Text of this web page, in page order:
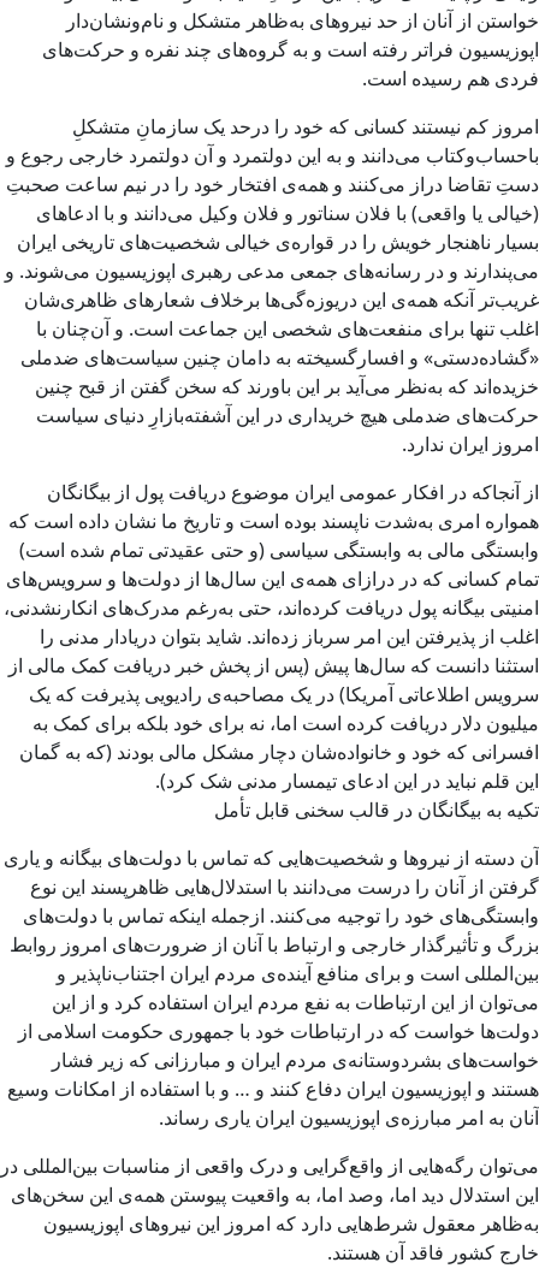
خواستن از آنان از حد نیروهای به‌ظاهر متشکل و نام‌ونشان‌دار
اپوزیسیون فراتر رفته است و به گروه‌های چند نفره و حرکت‌های
فردی هم رسیده است.
امروز کم نیستند کسانی که خود را درحد یک سازمانِ متشکلِ
باحساب‌وکتاب می‌دانند و به این دولتمرد و آن دولتمرد خارجی رجوع و
دستِ تقاضا دراز می‌کنند و همه‌ی افتخار خود را در نیم ساعت صحبتِ
(خیالی یا واقعی) با فلان سناتور و فلان وکیل می‌دانند و با ادعاهای
بسیار ناهنجار خویش را در قواره‌ی خیالی شخصیت‌های ‌تاریخی ایران
می‌پندارند و در رسانه‌های جمعی مدعی رهبری اپوزیسیون می‌شوند. و
غریب‌تر آنکه همه‌ی این دریوزه‌گی‌ها برخلاف شعارهای ظاهری‌شان
اغلب تنها برای منفعت‌های شخصی این جماعت است. و آن‌چنان با
«گشاده‌دستی» و افسارگسیخته به دامان چنین سیاست‌های ضدملی
خزیده‌اند که به‌نظر می‌آید بر این باورند که سخن گفتن از قبح چنین
حرکت‌های ضدملی هیچ خریداری در این آشفته‌بازارِ دنیای سیاست
امروز ایران ندارد.
از آنجاکه در افکار عمومی ایران موضوع دریافت پول از بیگانگان
همواره امری به‌شدت ناپسند بوده است و تاریخ ما نشان داده است که
وابستگی مالی به وابستگی سیاسی (و حتی عقیدتی تمام شده است)
تمام کسانی که در درازای همه‌ی این سال‌ها از دولت‌ها و سرویس‌های
امنیتی بیگانه پول دریافت کرده‌اند، حتی به‌رغم مدرک‌های انکارنشدنی،
اغلب از پذیرفتن این امر سرباز زده‌اند. شاید بتوان دریادار مدنی را
استثنا دانست که سال‌ها پیش (پس از پخش خبر دریافت کمک مالی از
سرویس اطلاعاتی آمریکا) در یک مصاحبه‌ی رادیویی پذیرفت که یک
میلیون دلار دریافت کرده است اما، نه برای خود بلکه برای کمک به
افسرانی که خود و خانواده‌شان دچار مشکل مالی بودند (که به گمان
این قلم نباید در این ادعای تیمسار مدنی شک کرد).
تکیه به بیگانگان در قالب سخنی قابل تأمل
آن دسته از نیروها و شخصیت‌هایی که تماس با دولت‌های بیگانه و یاری
گرفتن از آنان را درست می‌دانند با استدلال‌هایی ظاهرپسند این نوع
وابستگی‌های خود را توجیه می‌کنند. ازجمله اینکه تماس با دولت‌‌های
بزرگ و تأثیرگذار خارجی و ارتباط با آنان از ضرورت‌های امروز روابط
بین‌المللی است و برای منافع آینده‌ی مردم ایران اجتناب‌ناپذیر و
می‌توان از این ارتباطات به نفع مردم ایران استفاده کرد و از این
دولت‌ها خواست که در ارتباطات خود با جمهوری حکومت اسلامی از
خواست‌های بشردوستانه‌ی مردم ایران و مبارزانی که زیر فشار
هستند و اپوزیسیون ایران دفاع کنند و … و با استفاده از امکانات وسیع
آنان به امر مبارزه‌ی اپوزیسیون ایران یاری رساند.
می‌توان رگه‌هایی از واقع‌گرایی و درک واقعی از مناسبات بین‌المللی در
این استدلال دید اما، وصد اما، به واقعیت پیوستن همه‌ی این سخن‌های
به‌ظاهر معقول شرط‌هایی دارد که امروز این نیروهای اپوزیسیون
خارج کشور فاقد آن هستند.